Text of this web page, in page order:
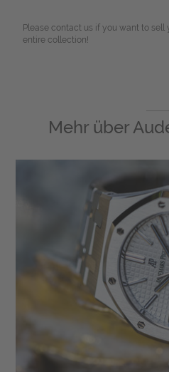
Please contact us if you want to
entire collection!
Mehr über